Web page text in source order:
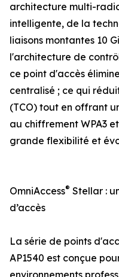
architecture multi-
intelligente, de la
liaisons montantes 10
l'architecture de
ce point d'accès
centralisé ; ce qui
(TCO) tout en offrant
au chiffrement WPA3
grande flexibilité et
OmniAccess® Stellar :
d’accès
La série de points
AP1540 est conçue